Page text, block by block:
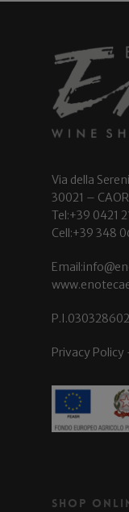
Via della
30021 –
Tel:+39 0421
Cell:+39 348
Privacy Policy
Shop